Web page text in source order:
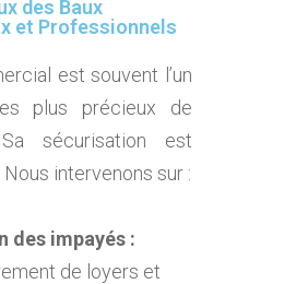
des Baux
et Professionnels
est souvent l’un
plus précieux de
Sa sécurisation est
intervenons sur :
des impayés :
de loyers et